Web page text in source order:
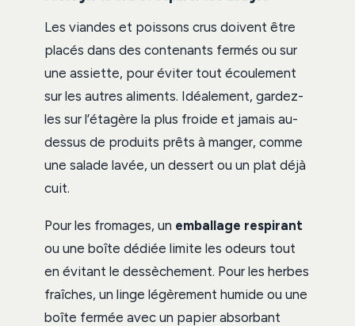
Les viandes et poissons crus doivent être
placés dans des contenants fermés ou sur
une assiette, pour éviter tout écoulement
sur les autres aliments. Idéalement, gardez-
les sur l’étagère la plus froide et jamais au-
dessus de produits prêts à manger, comme
une salade lavée, un dessert ou un plat déjà
cuit.
Pour les fromages, un emballage respirant
ou une boîte dédiée limite les odeurs tout
en évitant le dessèchement. Pour les herbes
fraîches, un linge légèrement humide ou une
boîte fermée avec un papier absorbant